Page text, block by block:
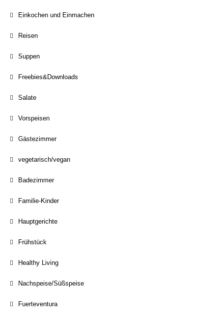
Einkochen und Einmachen
Reisen
Suppen
Freebies&Downloads
Salate
Vorspeisen
Gästezimmer
vegetarisch/vegan
Badezimmer
Familie-Kinder
Hauptgerichte
Frühstück
Healthy Living
Nachspeise/Süßspeise
Fuerteventura